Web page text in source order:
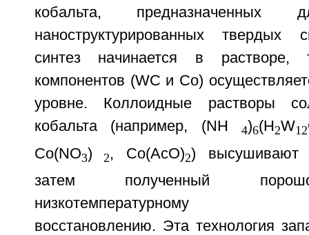
кобальта, предназначенных
наноструктурированных твердых
синтез начинается в растворе,
компонентов (WC и Co)
уровне. Коллоидные растворы
кобальта (например, (NH 4)6(H2W12
Co(NO3) 2, Co(AcO)2) высушивают
затем полученный
низкотемпературному
восстановлению. Эта технология